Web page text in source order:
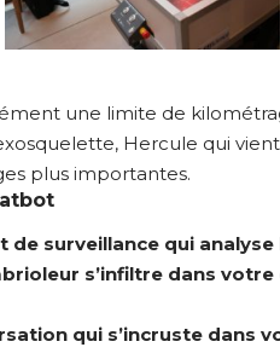
une limite de
Hercule qui vient
plus importantes.
de surveillance qui
s’infiltre dans votre
qui s’incruste dans